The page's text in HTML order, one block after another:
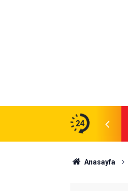
24
Anasayfa